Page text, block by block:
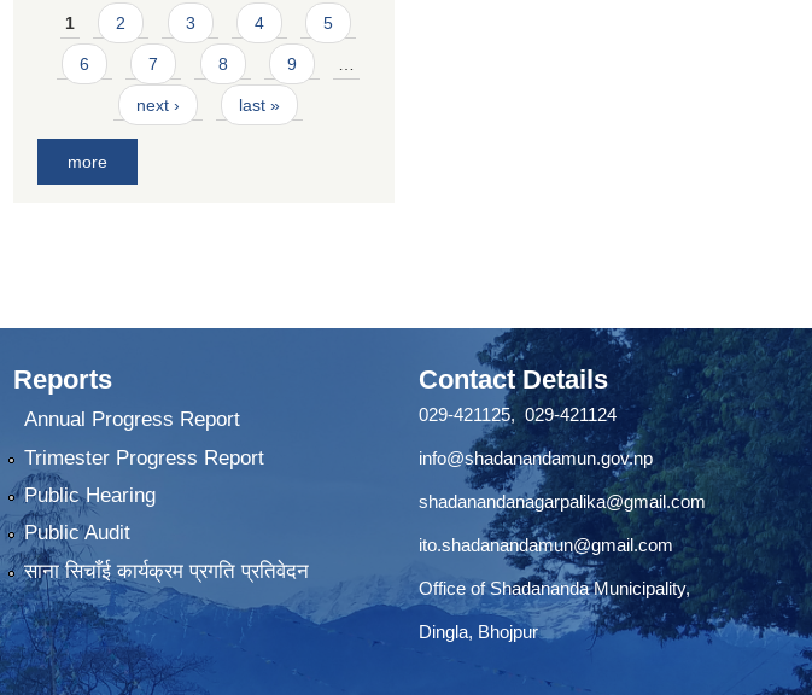
Pages
1 2 3 4 5
6 7 8 9 …
next › last »
more
Reports
Annual Progress Report
Trimester Progress Report
Public Hearing
Public Audit
साना सिचाँई कार्यक्रम प्रगति प्रतिवेदन
Contact Details
029-421125, 029-421124
info@shadanandamun.gov.np
shadanandanagarpalika@gmail.com
ito.shadanandamun@gmail.com
Office of Shadananda Municipality,
Dingla, Bhojpur